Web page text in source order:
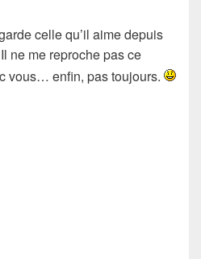
celle qu’il aime depuis
ne me reproche pas ce
vous… enfin, pas toujours.